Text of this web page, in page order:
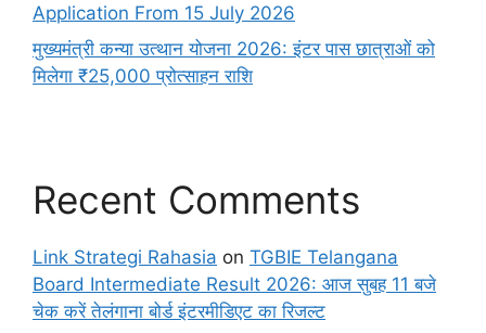
Application From 15 July 2026
मुख्यमंत्री कन्या उत्थान योजना 2026: इंटर पास छात्राओं को
मिलेगा ₹25,000 प्रोत्साहन राशि
Recent Comments
Link Strategi Rahasia on TGBIE Telangana
Board Intermediate Result 2026: आज सुबह 11 बजे
चेक करें तेलंगाना बोर्ड इंटरमीडिएट का रिजल्ट